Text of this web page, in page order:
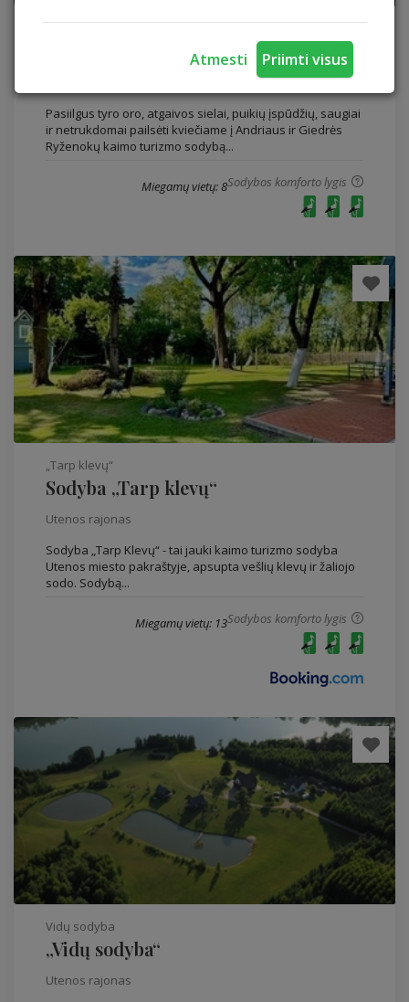
Atmesti Priimti visus
Sodyba „Ramuma“
Sodyba „Ramuma“
Pasiilgus tyro oro, atgaivos sielai, puikių įspūdžių, saugiai
ir netrukdomai pailsėti kviečiame į Andriaus ir Giedrės
Ryženokų kaimo turizmo sodybą...
Sodybos komforto lygis
Miegamų vietų: 8
„Tarp klevų“
Sodyba „Tarp klevų“
Utenos rajonas
Sodyba „Tarp Klevų“ - tai jauki kaimo turizmo sodyba
Utenos miesto pakraštyje, apsupta vešlių klevų ir žaliojo
sodo. Sodybą...
Sodybos komforto lygis
Miegamų vietų: 13
Vidų sodyba
„Vidų sodyba“
Utenos rajonas